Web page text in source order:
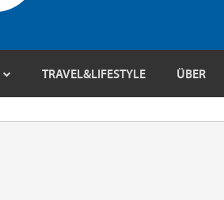
TRAVEL&LIFESTYLE ÜBER